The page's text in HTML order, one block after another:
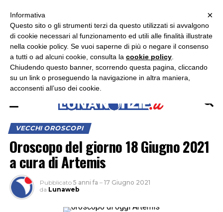
ASCOLTA RADIO LUNA
VECCHI OROSCOPI
Oroscopo del giorno 18 Giugno 2021
a cura di Artemis
Pubblicato 5 anni fa – 17 Giugno 2021
da Lunaweb
×
Informativa
Questo sito o gli strumenti terzi da questo utilizzati si avvalgono
di cookie necessari al funzionamento ed utili alle finalità illustrate
nella cookie policy. Se vuoi saperne di più o negare il consenso
a tutti o ad alcuni cookie, consulta la cookie policy
Chiudendo questo banner, scorrendo questa pagina, cliccando
su un link o proseguendo la navigazione in altra maniera,
acconsenti all’uso dei cookie.